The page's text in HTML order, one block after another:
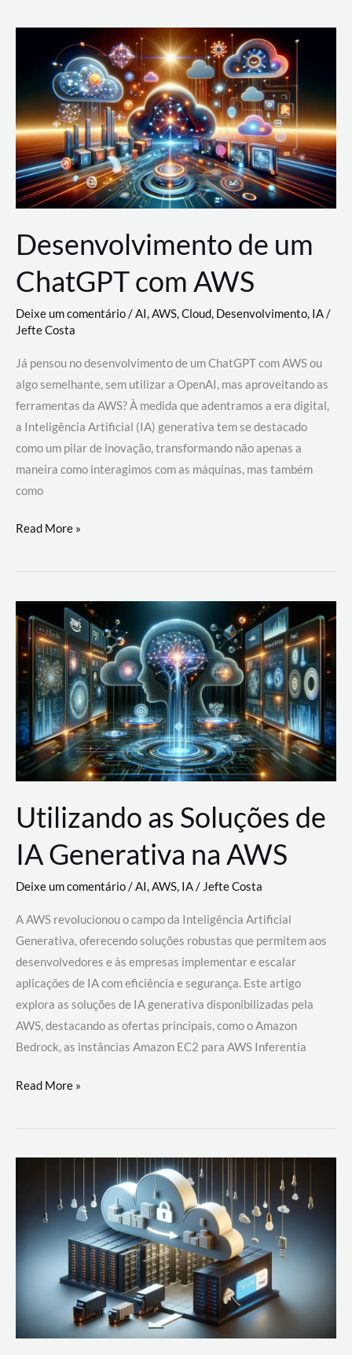
Nuvem:
Google
Cloud,
AWS
e
Azure
Desenvolvimento de um
ChatGPT com AWS
Deixe um comentário/AI,AWS,Cloud, Desenvolvimento, IA/
Jefte Costa
Já pensou no desenvolvimento de um ChatGPT com AWS ou
algo semelhante, sem utilizar a OpenAI, mas aproveitando as
ferramentas da AWS? À medida que adentramos a era digital,
a Inteligência Artificial (IA) generativa tem se destacado
como um pilar de inovação, transformando não apenas a
maneira como interagimos com as máquinas, mas também
como
Desenvolvimento
um
com
AWS
Read More »
Utilizando as Soluções de
IA Generativa na AWS
Deixe um comentário/AI,AWS, IA/Jefte Costa
A AWS revolucionou o campo da Inteligência Artificial
Generativa, oferecendo soluções robustas que permitem aos
desenvolvedores e às empresas implementar e escalar
aplicações de IA com eficiência e segurança. Este artigo
explora as soluções de IA generativa disponibilizadas pela
AWS, destacando as ofertas principais, como o Amazon
Bedrock, as instâncias Amazon EC2 para AWS Inferentia
Utilizando
Soluções
AWS
Read More »